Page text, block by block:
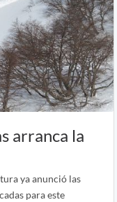
arranca la
ya anunció las
para este